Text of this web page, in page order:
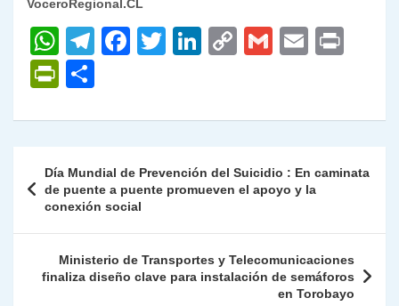
VoceroRegional.CL
W
h
at
s
p
p
T
gr
m
F
e
o
o
k
T
er
Li
e
n
C
y
n
G
l
E
l
P
nt
Fr
ie
n
dl
y
m
p
ar
tir
de
entradas
Día Mundial de Prevención del Suicidio : En caminata
de puente a puente promueven el apoyo y la
conexión social
Ministerio de Transportes y Telecomunicaciones
finaliza diseño clave para instalación de semáforos
en Torobayo